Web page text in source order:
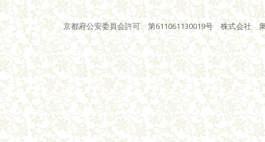
京都府公安委員会許可 第611061130019号 株式会社